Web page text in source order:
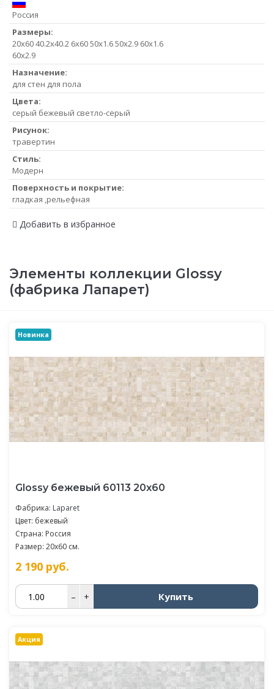
Россия
Размеры:
20x60 40.2x40.2 6x60 50x1.6 50x2.9 60x1.6
60x2.9
Назначение:
для стен для пола
Цвета:
серый бежевый светло-серый
Рисунок:
травертин
Стиль:
Модерн
Поверхность и покрытие:
гладкая ,рельефная
Добавить в избранное
Элементы коллекции Glossy
(фабрика Лапарет)
Новинка
Glossy бежевый 60113 20х60
Фабрика: Laparet
Цвет: бежевый
Страна: Россия
Размер: 20x60 см.
2 190 руб.
– + Купить
Акция